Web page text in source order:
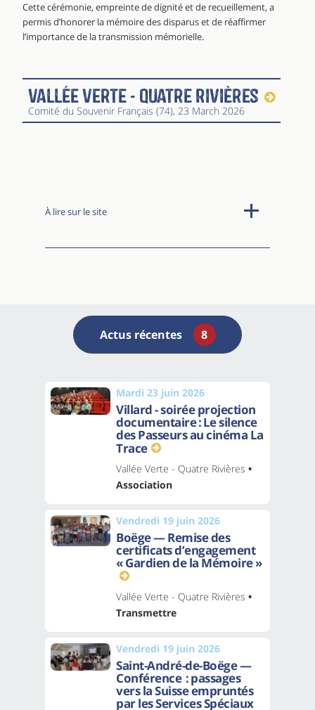
Cette cérémonie, empreinte de dignité et de recueillement, a
permis d’honorer la mémoire des disparus et de réaffirmer
l’importance de la transmission mémorielle.
Vallée Verte - Quatre Rivières
Comité du Souvenir Français (74), 23 March 2026
À lire sur le site
Actus récentes 8
Mardi 23 juin 2026
Villard - soirée projection
documentaire : Le silence
des Passeurs au cinéma La
Trace
Vallée Verte - Quatre Rivières •
Association
Vendredi 19 juin 2026
Boëge — Remise des
certificats d’engagement
« Gardien de la Mémoire »
Vallée Verte - Quatre Rivières •
Transmettre
Vendredi 19 juin 2026
Saint-André-de-Boëge —
Conférence : passages
vers la Suisse empruntés
par les Services Spéciaux